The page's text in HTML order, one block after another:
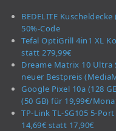
BEDELITE
50%-Code
Tefal OptiGrill 4in1 XL
statt 279,99€
Dreame Matrix 10 Ultra
neuer Bestpreis
Google Pixel 10a (128
(50 GB) für 19,99€/
TP-Link TL-SG105 5-
14,69€ statt 17,90€